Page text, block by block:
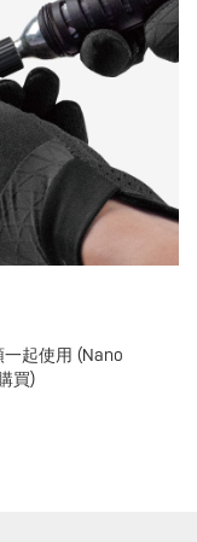
起使用 (Nano
買)